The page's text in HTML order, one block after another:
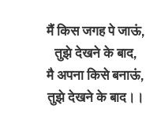
मैं किस जगह पे जाऊं,
तुझे देखने के बाद,
मै अपना किसे बनाऊं,
तुझे देखने के बाद।।